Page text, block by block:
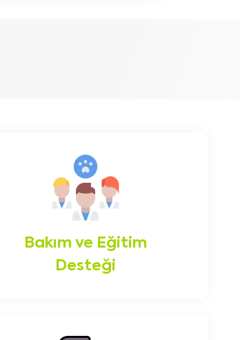
Bakım ve Eğitim
Desteği